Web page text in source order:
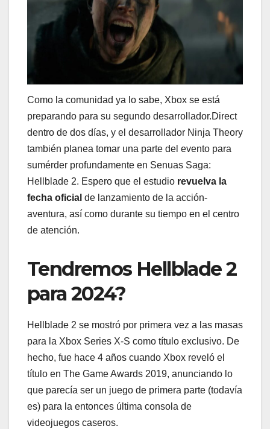
Como la comunidad ya lo sabe, Xbox se está
preparando para su segundo desarrollador.Direct
dentro de dos días, y el desarrollador Ninja Theory
también planea tomar una parte del evento para
sumérder profundamente en Senuas Saga:
Hellblade 2. Espero que el estudio revuelva la
fecha oficial de lanzamiento de la acción-
aventura, así como durante su tiempo en el centro
de atención.
Tendremos Hellblade 2
para 2024?
Hellblade 2 se mostró por primera vez a las masas
para la Xbox Series X-S como título exclusivo. De
hecho, fue hace 4 años cuando Xbox reveló el
título en The Game Awards 2019, anunciando lo
que parecía ser un juego de primera parte (todavía
es) para la entonces última consola de
videojuegos caseros.